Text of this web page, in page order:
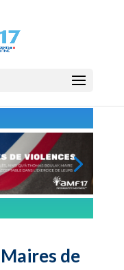
de